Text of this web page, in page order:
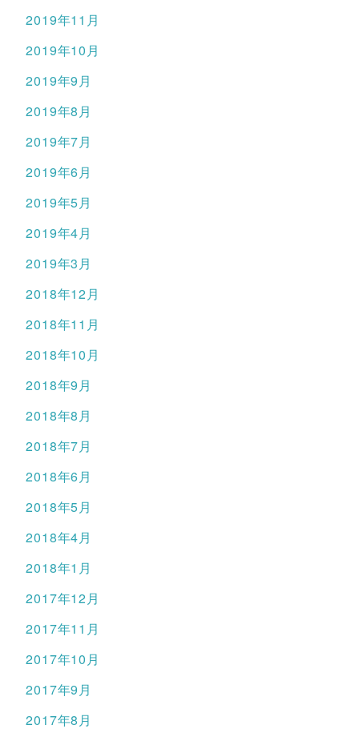
2019年11月
2019年10月
2019年9月
2019年8月
2019年7月
2019年6月
2019年5月
2019年4月
2019年3月
2018年12月
2018年11月
2018年10月
2018年9月
2018年8月
2018年7月
2018年6月
2018年5月
2018年4月
2018年1月
2017年12月
2017年11月
2017年10月
2017年9月
2017年8月